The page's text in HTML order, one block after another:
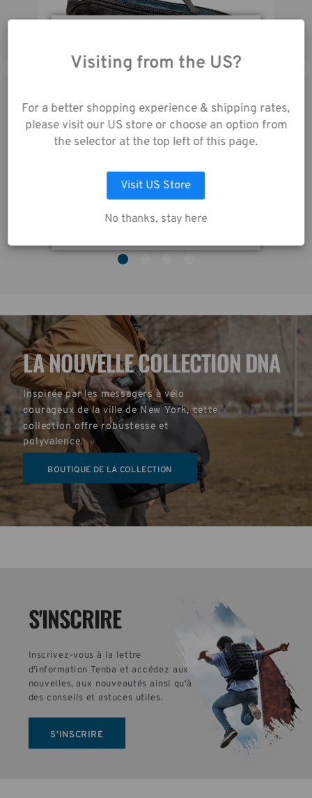
S'INSCRIRE
Inscrivez-vous à la lettre
d'information Tenba et accédez aux
nouvelles, aux nouveautés ainsi qu'à
des conseils et astuces utiles.
S'INSCRIRE
LA NOUVELLE COLLECTION DNA
Inspirée par les messagers à vélo
courageux de la ville de New York, cette
collection offre robustesse et
polyvalence.
BOUTIQUE DE LA COLLECTION
web, vous acceptez la
collecte de données
notreAvis de
Confidentialité.
LAISSEZ MOI CHOISIR
ACCEPTER TOUS LES COOKIES
Visiting from the US?
For a better shopping experience & shipping rates,
please visit our US store or choose an option from
the selector at the top left of this page.
Visit US Store
No thanks, stay here